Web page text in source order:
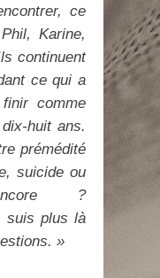
ce
Karine,
continuent
ce qui a
comme
huit ans.
prémédité
suicide ou
?
suis plus là
»